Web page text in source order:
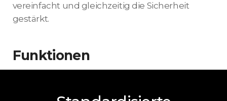
vereinfacht und gleichzeitig die Sicherheit
gestärkt.
Funktionen